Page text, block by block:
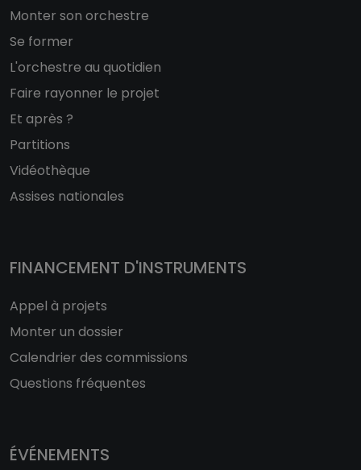
Monter son orchestre
Se former
L'orchestre au quotidien
Faire rayonner le projet
Et après ?
Partitions
Vidéothèque
Assises nationales
FINANCEMENT D'INSTRUMENTS
Appel à projets
Monter un dossier
Calendrier des commissions
Questions fréquentes
ÉVÉNEMENTS